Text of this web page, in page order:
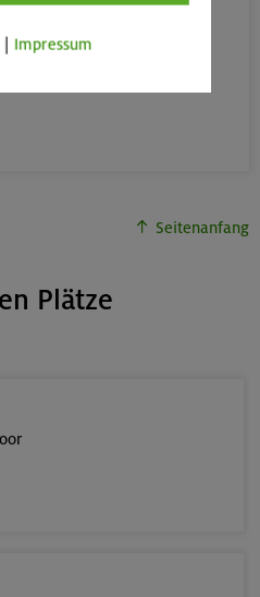
Seitenanfang
Plätze
Impressum